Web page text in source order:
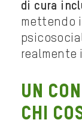
di cura
mettendo
realmente
UN
CHI